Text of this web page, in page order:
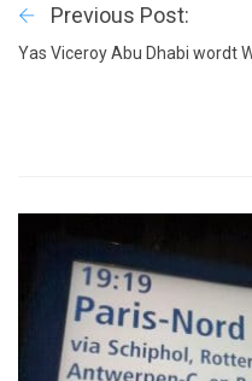
Previous Post:
Yas Viceroy Abu Dhabi wordt